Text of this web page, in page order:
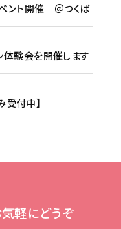
ント開催 ＠つくば
体験会を開催します
受付中】
軽にどうぞ